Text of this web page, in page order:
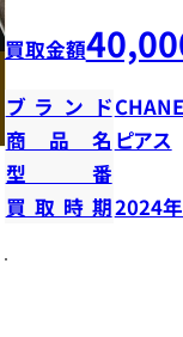
買取金額
ブランド
商品名 ピアス
型番
買取時期2024